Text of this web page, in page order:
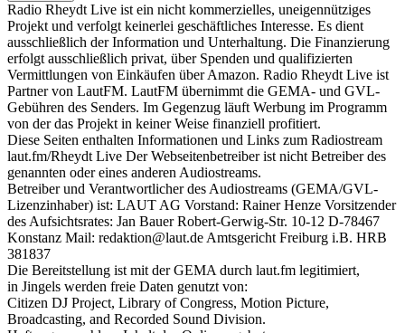
Radio Rheydt Live ist ein nicht kommerzielles, uneigennütziges
Projekt und verfolgt keinerlei geschäftliches Interesse. Es dient
ausschließlich der Information und Unterhaltung. Die Finanzierung
erfolgt ausschließlich privat, über Spenden und qualifizierten
Vermittlungen von Einkäufen über Amazon. Radio Rheydt Live ist
Partner von LautFM. LautFM übernimmt die GEMA- und GVL-
Gebühren des Senders. Im Gegenzug läuft Werbung im Programm
von der das Projekt in keiner Weise finanziell profitiert.
Diese Seiten enthalten Informationen und Links zum Radiostream
laut.fm/Rheydt Live Der Webseitenbetreiber ist nicht Betreiber des
genannten oder eines anderen Audiostreams.
Betreiber und Verantwortlicher des Audiostreams (GEMA/GVL-
Lizenzinhaber) ist: LAUT AG Vorstand: Rainer Henze Vorsitzender
des Aufsichtsrates: Jan Bauer Robert-Gerwig-Str. 10-12 D-78467
Konstanz Mail: redaktion@laut.de Amtsgericht Freiburg i.B. HRB
381837
Die Bereitstellung ist mit der GEMA durch laut.fm legitimiert,
in Jingels werden freie Daten genutzt von:
Citizen DJ Project, Library of Congress, Motion Picture,
Broadcasting, and Recorded Sound Division.